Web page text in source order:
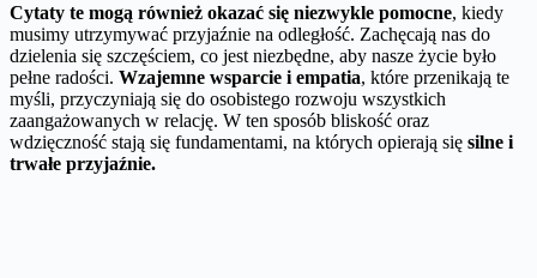
Cytaty te mogą również okazać się niezwykle pomocne, kiedy
musimy utrzymywać przyjaźnie na odległość. Zachęcają nas do
dzielenia się szczęściem, co jest niezbędne, aby nasze życie było
pełne radości. Wzajemne wsparcie i empatia, które przenikają te
myśli, przyczyniają się do osobistego rozwoju wszystkich
zaangażowanych w relację. W ten sposób bliskość oraz
wdzięczność stają się fundamentami, na których opierają się silne i
trwałe przyjaźnie.